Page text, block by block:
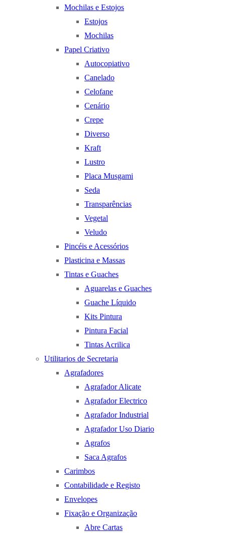
Mochilas e Estojos
Estojos
Mochilas
Papel Criativo
Autocopiativo
Canelado
Celofane
Cenário
Crepe
Diverso
Kraft
Lustro
Placa Musgami
Seda
Transparências
Vegetal
Veludo
Pincéis e Acessórios
Plasticina e Massas
Tintas e Guaches
Aguarelas e Guaches
Guache Líquido
Kits Pintura
Pintura Facial
Tintas Acrilica
Utilitarios de Secretaria
Agrafadores
Agrafador Alicate
Agrafador Electrico
Agrafador Industrial
Agrafador Uso Diario
Agrafos
Saca Agrafos
Carimbos
Contabilidade e Registo
Envelopes
Fixação e Organização
Abre Cartas